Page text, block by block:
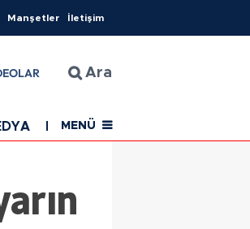
Manşetler İletişim
Ara
EĞİTİM SAĞLIK
MENÜ